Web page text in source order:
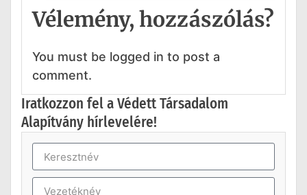
Vélemény, hozzászólás?
You must be logged in to post a
comment.
Iratkozzon fel a Védett Társadalom
Alapítvány hírlevelére!